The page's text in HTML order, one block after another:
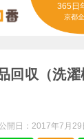
365日
京都
回収（洗
開日： 2017年7月29